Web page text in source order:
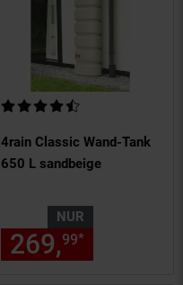
€ Sternchen
4rain Classic Wand-Tank
650 L sandbeige
Kundenbewertung: 4,55 von 5
NUR
269,99*